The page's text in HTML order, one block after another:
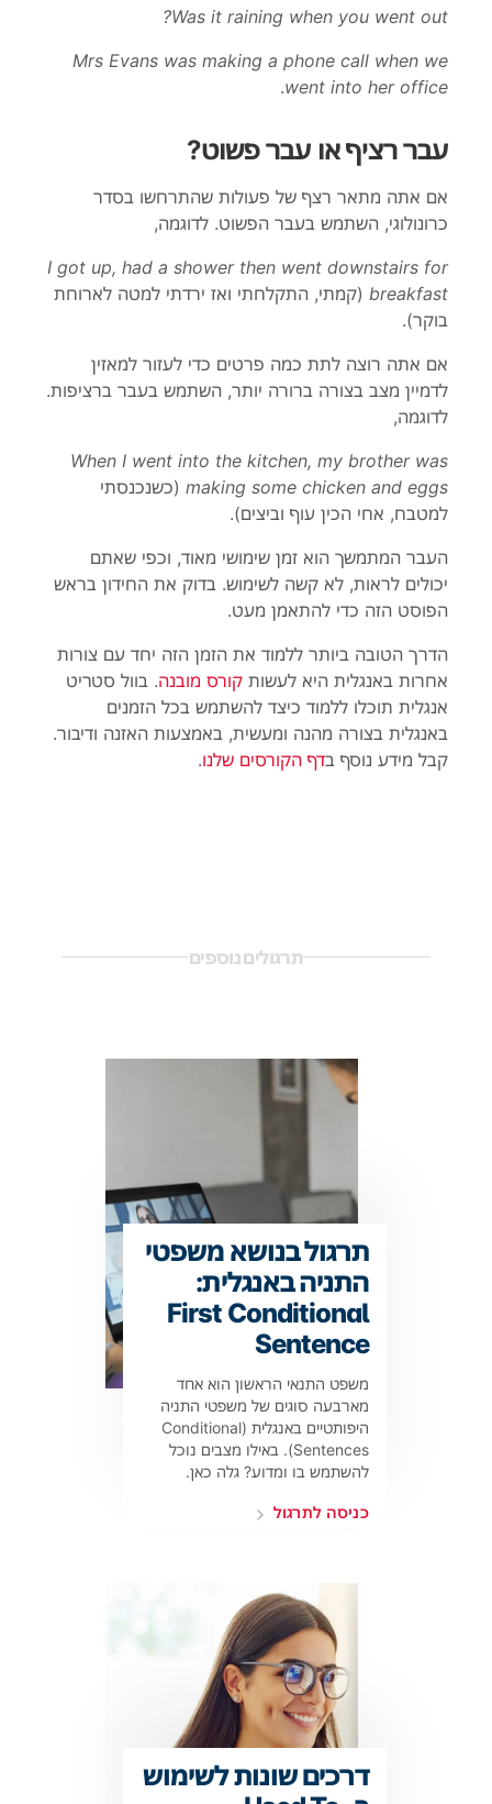
Was it raining when you went out?
Mrs Evans was making a phone call when we
went into her office
.
עבר רציף או עבר פשוט?
אם אתה מתאר רצף של פעולות שהתרחשו בסדר
כרונולוגי, השתמש בעבר הפשוט. לדוגמה,
I got up, had a shower then went downstairs for
breakfast (קמתי, התקלחתי ואז ירדתי למטה לארוחת
בוקר).
אם אתה רוצה לתת כמה פרטים כדי לעזור למאזין
לדמיין מצב בצורה ברורה יותר, השתמש בעבר ברציפות.
לדוגמה,
When I went into the kitchen, my brother was
making some chicken and eggs
(כשנכנסתי
למטבח, אחי הכין עוף וביצים).
העבר המתמשך הוא זמן שימושי מאוד, וכפי שאתם
יכולים לראות, לא קשה לשימוש. בדוק את החידון בראש
הפוסט הזה כדי להתאמן מעט.
הדרך הטובה ביותר ללמוד את הזמן הזה יחד עם צורות
אחרות באנגלית היא לעשות קורס מובנה. בוול סטריט
אנגלית תוכלו ללמוד כיצד להשתמש בכל הזמנים
באנגלית בצורה מהנה ומעשית, באמצעות האזנה ודיבור.
קבל מידע נוסף בדף הקורסים שלנו.
תרגולים נוספים
תרגול בנושא משפטי
התניה באנגלית:
First Conditional
Sentence
משפט התנאי הראשון הוא אחד
מארבעה סוגים של משפטי התניה
היפותטיים באנגלית (Conditional
Sentences). באילו מצבים נוכל
להשתמש בו ומדוע? גלה כאן.
כניסה לתרגול
דרכים שונות לשימוש